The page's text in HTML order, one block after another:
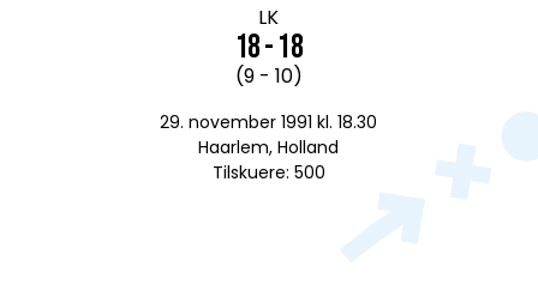
LK
18 - 18
(9 - 10)
29. november 1991 kl. 18.30
Haarlem, Holland
Tilskuere: 500